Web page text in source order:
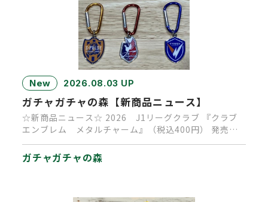
New 2026.08.03 UP
ガチャガチャの森【新商品ニュース】
☆新商品ニュース☆ 2026 J1リーグクラブ 『クラブ
エンブレム メタルチャーム』（税込400円） 発売決
定！ 発売時…
ガチャガチャの森